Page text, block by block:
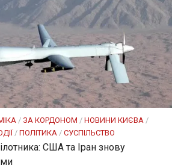
/ ЗА КОРДОНОМ / НОВИНИ КИЄВА /
/ ПОЛІТИКА / СУСПІЛЬСТВО
США та Іран знову